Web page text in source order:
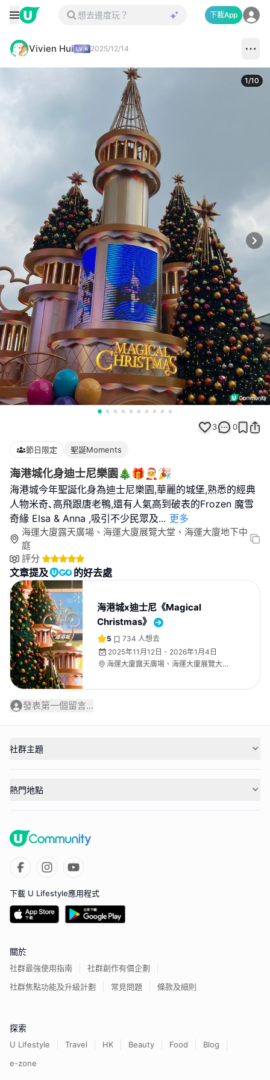
下載App
Vivien Hui 2025/12/14
1/10
3 0
節日限定 聖誕Moments
海港城化身迪士尼樂園🎄🎁🧑‍🎄🎉
海港城今年聖誕化身為迪士尼樂園,華麗的城堡,熟悉的經典
人物米奇､高飛跟唐老鴨,還有人氣高到破表的Frozen 魔雪
奇緣 Elsa & Anna ,吸引不少民眾及... 更多
海運大廈露天廣場、海運大廈展覽大堂、海運大廈地下中
庭
評分
文章提及 的好去處
海港城x迪士尼《Magical
Christmas》
5 734 人想去
2025年11月12日 - 2026年1月4日
海運大廈露天廣場、海運大廈展覽大
發表第一個留言...
社群主題
熱門地點
下載 U Lifestyle應用程式
關於
社群最強使用指南
社群創作有價企劃
社群焦點功能及升級計劃
常見問題 條款及細則
探索
U Lifestyle Travel HK Beauty Food
Blog
e-zone